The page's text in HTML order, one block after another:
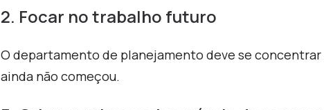
2. Focar no trabalho futuro
O departamento de planejamento deve se
ainda não começou.